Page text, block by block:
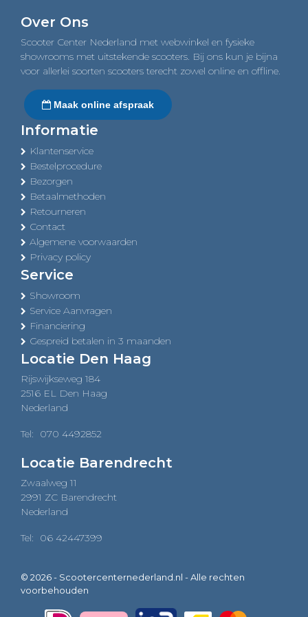
navigation
Over Ons
Scooter Center Nederland met webwinkel en fysieke
showrooms met uitstekende scooters. Bij ons kun je bijna
voor allerlei soorten scooters terecht zowel online en offline.
Maak online afspraak
Informatie
Klantenservice
Bestelprocedure
Bezorgen
Betaalmethoden
Retourneren
Contact
Algemene voorwaarden
Privacy policy
Service
Showroom
Service Aanvragen
Financiering
Gespreid betalen in 3 maanden
Locatie Den Haag
Rijswijkseweg 184
2516 EL Den Haag
Nederland
Tel: 070 4492852
Locatie Barendrecht
Zwaalweg 11
2991 ZC Barendrecht
Nederland
Tel: 06 42447399
© 2026 - Scootercenternederland.nl - Alle rechten
voorbehouden